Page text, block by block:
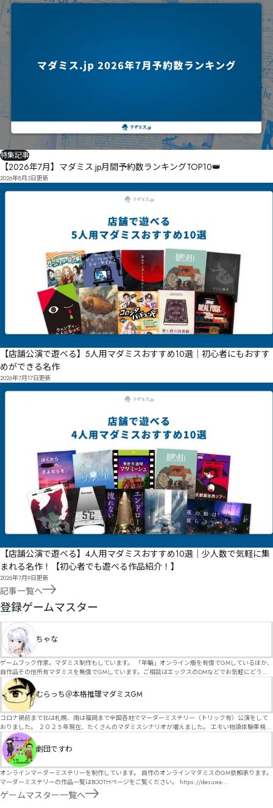
特集記事
【2026年7月】マダミス.jp月間予約数ランキングTOP10👑
2026年8月3日更新
【店舗公演で遊べる】5人用マダミスおすすめ10選｜初心者にもおすす
めができる名作
2026年7月17日更新
【店舗公演で遊べる】4人用マダミスおすすめ10選｜少人数で気軽に集
まれる名作！【初心者でも遊べる作品紹介！】
2026年7月9日更新
記事一覧へ
GM
登録ゲームマスター
ちゃな
ゲームブック作家。マダミス制作もしています。 「年輪」オンライン版を有償でGMしているほか、
自作品その他所有マダミスを無償でGMしています。ご相談はエックスのDMなどでお気軽にどう
ぞ。
むらっち＠本格推理マダミスGM
コロナ禍前まで北は札幌、南は福岡まで全国各地でマーダーミステリー（トリック有）公演をして
おりました。 ２０２５年現在、たくさんのマダミスシナリオが増えました。 エモい物語体験重視の
シナリオがマダミス・マーダーミステリーというジャンル名でたくさんあるため、そのようなシナ
リオは簡単に遊べます。 しかし、２～３時間ずっと考え＆議論して、見たことないトリックが解け
る閃きや犯人として逃げ切る楽しみのある本格推理マーダーミステリーを見つけることが難しくな
劇団ですわ
オンラインマーダーミステリーを制作しています。 自作のオンラインマダミスのGM依頼承ります。
マーダーミステリーの作品一覧はBOOTHページをご覧ください。 https://desuwa-
madamisu.booth.pm/ 以下注意事項をご一読、同意の上で、予約フォームからご連絡ください。
■GM依頼の注意事項■ ①依頼をする作品のＢＯＯＴＨの概要を確認した上で、依頼してくださ
ゲームマスター一覧へ